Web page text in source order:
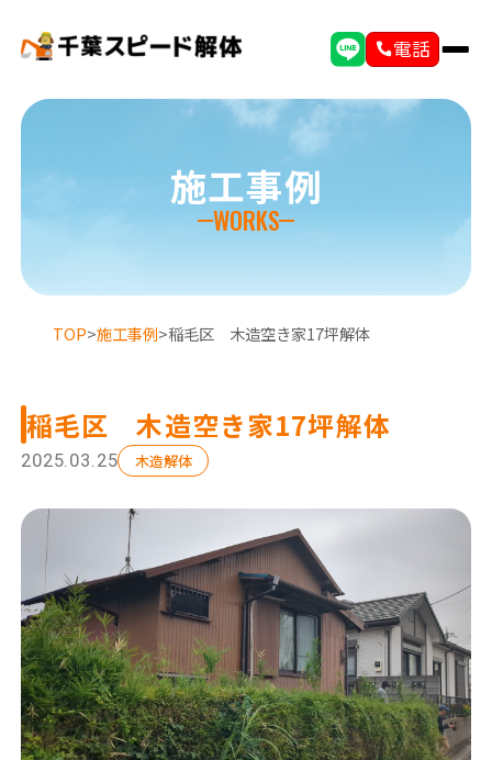
電話
選ばれる理由
解体工事の流れ 解体工事メニュー
会社概要 スタッフ紹介
施工事例 相談会/イベント
現場ブログ お客様の声
施工事例
WORKS
TOP>施工事例>稲毛区 木造空き家17坪解体
稲毛区 木造空き家17坪解体
2025.03.25 木造解体